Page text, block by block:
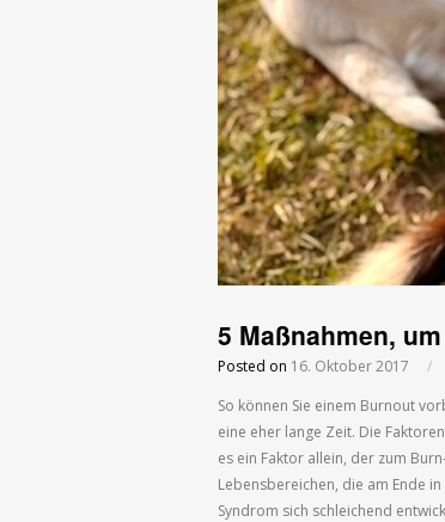
5 Maßnahmen,
Posted on 16. Oktober 2017 /
So können Sie einem Burnout
eine eher lange Zeit. Die
es ein Faktor allein, der zum
Lebensbereichen, die am Ende
Syndrom sich schleichend